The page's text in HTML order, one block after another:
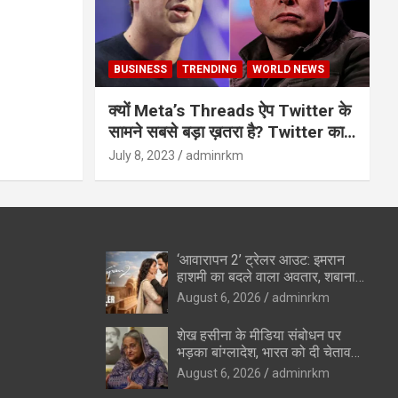
BUSINESS TRENDING WORLD NEWS
क्यों Meta’s Threads ऐप Twitter के
सामने सबसे बड़ा ख़तरा है? Twitter का
अंत?
July 8, 2023 adminrkm
‘आवारापन 2’ ट्रेलर आउट: इमरान
हाशमी का बदले वाला अवतार, शबाना
आजमी के विलेन रोल ने उड़ाए होश
August 6, 2026 adminrkm
शेख हसीना के मीडिया संबोधन पर
भड़का बांग्लादेश, भारत को दी चेतावनी
—”रिश्ते सुधारने की कोशिशों को
पहुंचेगा नुकसान”
August 6, 2026 adminrkm